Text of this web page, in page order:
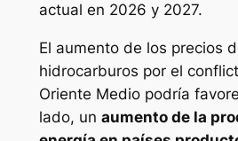
actual en 2026 y 2027.
El aumento de los precios
hidrocarburos por el
Oriente Medio podría
lado, un aumento de la